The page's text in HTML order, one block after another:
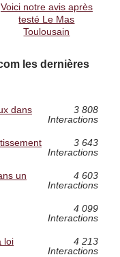
Voici notre avis après
testé Le Mas
Toulousain
les dernières
dans
3 808
Interactions
3 643
Interactions
un
4 603
Interactions
4 099
Interactions
loi
4 213
Interactions